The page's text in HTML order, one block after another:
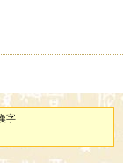
字